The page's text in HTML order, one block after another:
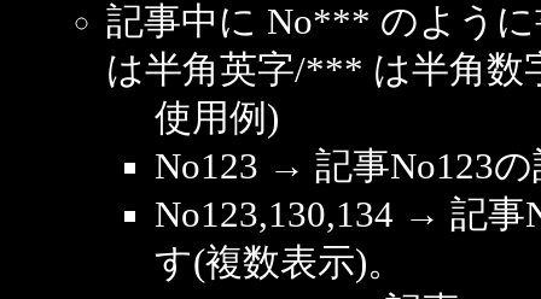
記事中に No*** のよう
は半角英字/*** は半角数
使用例)
No123 → 記事No123
No123,130,134 → 記
す(複数表示)。